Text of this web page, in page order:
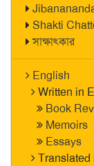
Shakti
সাক্ষাৎকার
English
Written in
Book
Memoirs
Essays
Translated